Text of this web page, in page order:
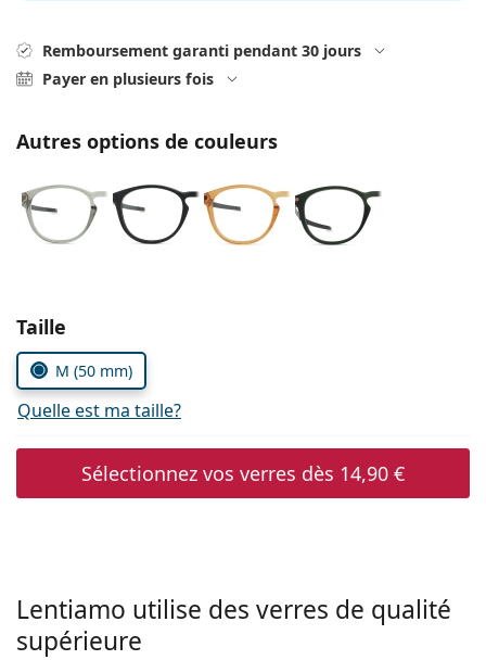
Prada
hors ligne
Remboursement garanti pendant 30 jours
Payer en plusieurs fois
Autres options de couleurs
Choisissez les paramètres
Taille
M (50 mm)
Quelle est ma taille?
Sélectionnez vos verres dès 14,90 €
Lentiamo utilise des verres de qualité
supérieure